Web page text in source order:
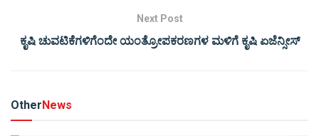
Next Post
ಕೃಷಿ ಚುವಟಿಕೆಗಳಿಗೆಂದೇ ಯಂತ್ರೋಪಕರಣಗಳ ಮಳಿಗೆ ಕೃಷಿ ಏಜೆನ್ಸೀಸ್
OtherNews